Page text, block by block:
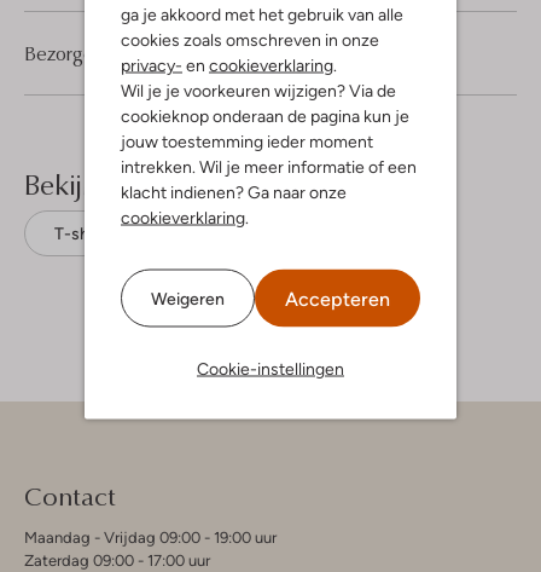
ga je akkoord met het gebruik van alle
cookies zoals omschreven in onze
privacy- en cookieverklaring.
Wil je je voorkeuren wijzigen? Via de
cookieknop onderaan de pagina kun je
jouw toestemming ieder moment
intrekken. Wil je meer informatie of een
klacht indienen? Ga naar onze
cookieverklaring.
Weigeren Accepteren
Cookie-instellingen
Bezorgen & retourneren
Bekijk meer
T-shirts Raizzed
Contact
Maandag - Vrijdag 09:00 - 19:00 uur
Zaterdag 09:00 - 17:00 uur